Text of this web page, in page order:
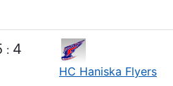
: 4
HC Haniska Flyers